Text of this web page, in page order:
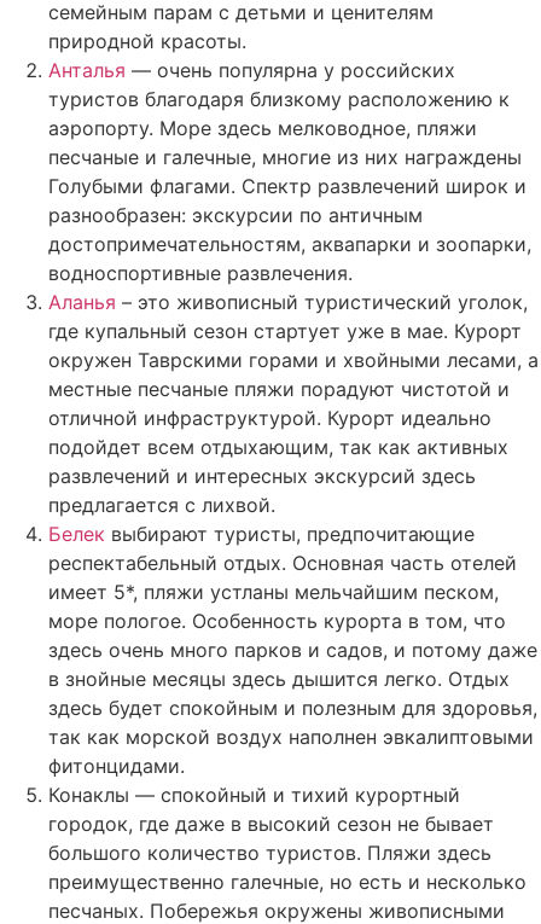
семейным парам с детьми и ценителям
природной красоты.
Анталья — очень популярна у российских
туристов благодаря близкому расположению к
аэропорту. Море здесь мелководное, пляжи
песчаные и галечные, многие из них награждены
Голубыми флагами. Спектр развлечений широк и
разнообразен: экскурсии по античным
достопримечательностям, аквапарки и зоопарки,
водноспортивные развлечения.
Аланья – это живописный туристический уголок,
где купальный сезон стартует уже в мае. Курорт
окружен Таврскими горами и хвойными лесами, а
местные песчаные пляжи порадуют чистотой и
отличной инфраструктурой. Курорт идеально
подойдет всем отдыхающим, так как активных
развлечений и интересных экскурсий здесь
предлагается с лихвой.
Белек выбирают туристы, предпочитающие
респектабельный отдых. Основная часть отелей
имеет 5*, пляжи устланы мельчайшим песком,
море пологое. Особенность курорта в том, что
здесь очень много парков и садов, и потому даже
в знойные месяцы здесь дышится легко. Отдых
здесь будет спокойным и полезным для здоровья,
так как морской воздух наполнен эвкалиптовыми
фитонцидами.
Конаклы — спокойный и тихий курортный
городок, где даже в высокий сезон не бывает
большого количество туристов. Пляжи здесь
преимущественно галечные, но есть и несколько
песчаных. Побережья окружены живописными